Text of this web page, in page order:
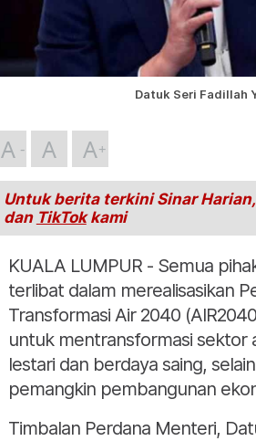
Datuk Seri Fadillah
A A A
Untuk berita terkini Sinar
dan TikTokkami
KUALA LUMPUR - Semua
terlibat dalam merealisasikan
Transformasi Air 2040
untuk mentransformasi sektor
lestari dan berdaya saing,
pemangkin pembangunan
Timbalan Perdana Menteri,